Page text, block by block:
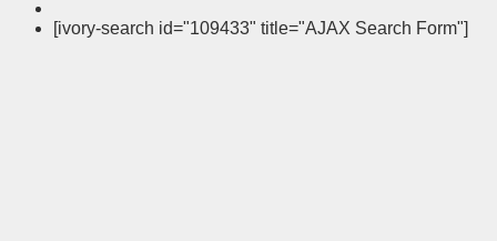
[ivory-search id="109433" title="AJAX Search Form"]